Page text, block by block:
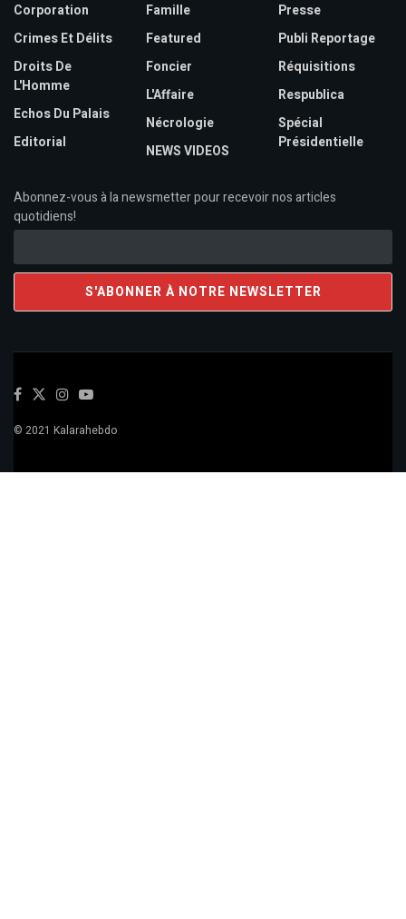
Corporation
Crimes Et Délits
Droits De
L'Homme
Echos Du Palais
Editorial
Famille
Featured
Foncier
L'Affaire
Nécrologie
NEWS VIDEOS
Presse
Publi Reportage
Réquisitions
Respublica
Spécial
Présidentielle
Abonnez-vous à la newsmetter pour recevoir nos articles
quotidiens!
© 2021 Kalarahebdo